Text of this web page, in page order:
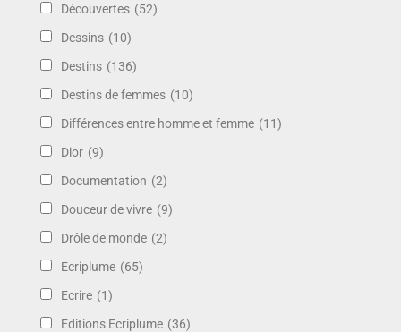
Découvertes (52)
Dessins (10)
Destins (136)
Destins de femmes (10)
Différences entre homme et femme (11)
Dior (9)
Documentation (2)
Douceur de vivre (9)
Drôle de monde (2)
Ecriplume (65)
Ecrire (1)
Editions Ecriplume (36)